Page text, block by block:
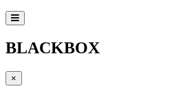
BLACKBOX
×